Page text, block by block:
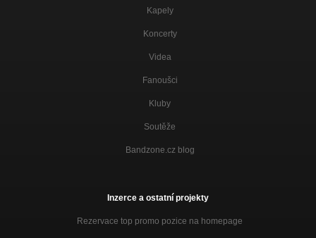
Kapely
Koncerty
Videa
Fanoušci
Kluby
Soutěže
Bandzone.cz blog
Inzerce a ostatní projekty
Rezervace top promo pozice na homepage